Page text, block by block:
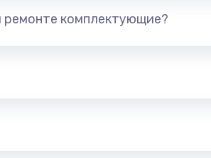
ремонте комплектующие?